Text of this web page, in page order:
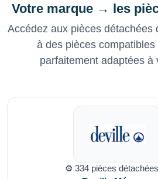
Votre marque → les
Accédez aux pièces détachées
à des pièces
parfaitement adaptées à
⚙️ 334 pièces